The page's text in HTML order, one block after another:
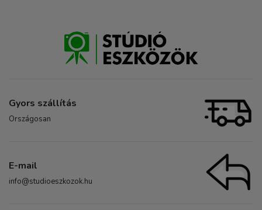
Gyors szállítás
Országosan
E-mail
info@studioeszkozok.hu